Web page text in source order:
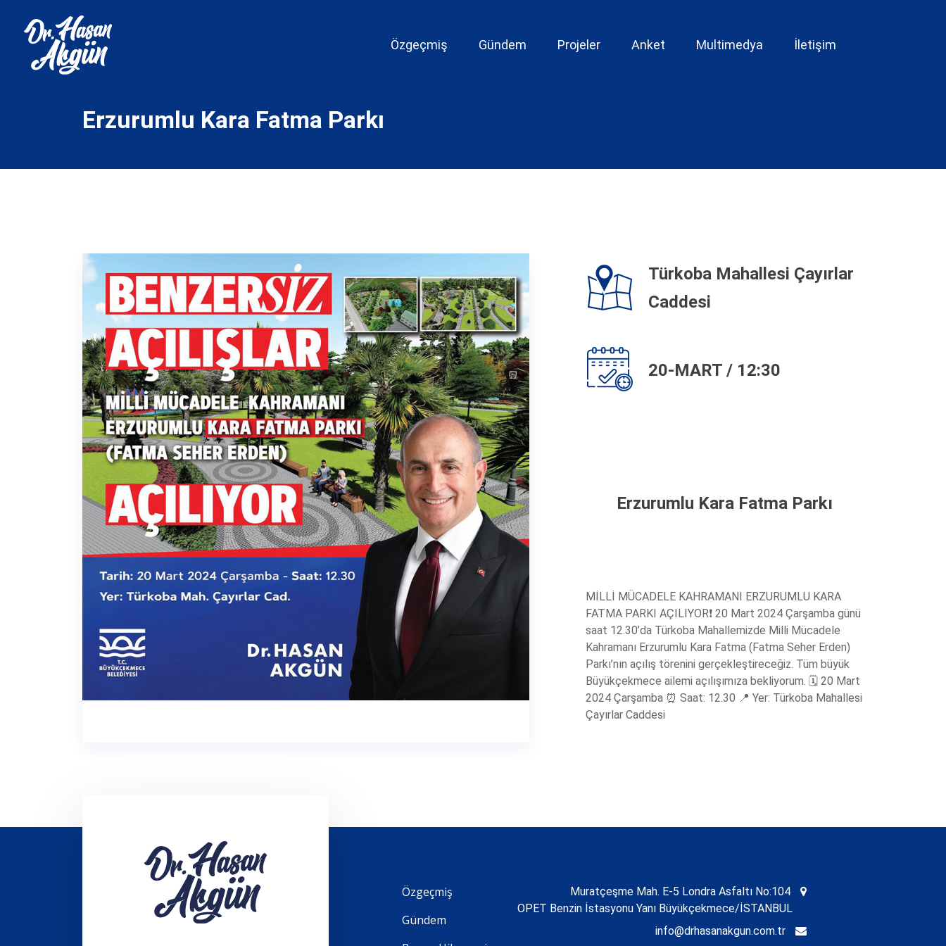
Özgeçmiş Gündem Projeler Anket Multimedya İletişim
Erzurumlu Kara Fatma Parkı
Türkoba Mahallesi Çayırlar
Caddesi
20-MART / 12:30
Erzurumlu Kara Fatma Parkı
MİLLİ MÜCADELE KAHRAMANI ERZURUMLU KARA
FATMA PARKI AÇILIYOR❗ 20 Mart 2024 Çarşamba günü
saat 12.30’da Türkoba Mahallemizde Milli Mücadele
Kahramanı Erzurumlu Kara Fatma (Fatma Seher Erden)
Parkı’nın açılış törenini gerçekleştireceğiz. Tüm büyük
Büyükçekmece ailemi açılışımıza bekliyorum. 🗓️ 20 Mart
2024 Çarşamba ⏰ Saat: 12.30 📍 Yer: Türkoba Mahallesi
Çayırlar Caddesi
Özgeçmiş
Gündem
Muratçeşme Mah. E-5 Londra Asfaltı No:104
OPET Benzin İstasyonu Yanı Büyükçekmece/İSTANBUL
info@drhasanakgun.com.tr